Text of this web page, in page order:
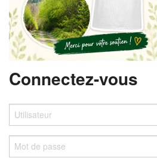
Connectez-vous